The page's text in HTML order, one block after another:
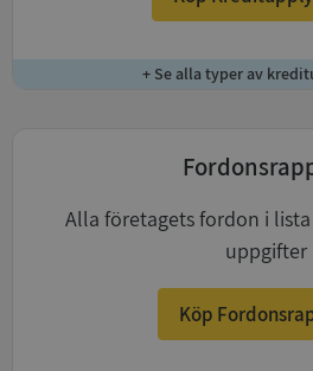
+ Se alla typer av
Alla företagets fordon i
uppgifter
Köp